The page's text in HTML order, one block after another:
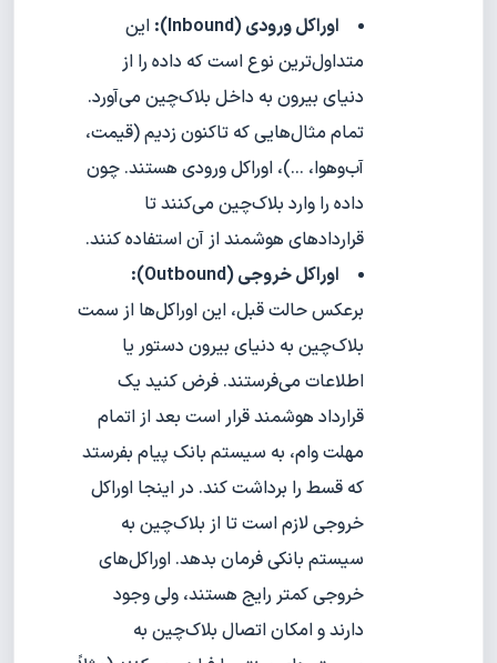
اوراکل ورودی (Inbound):
این
متداول‌ترین نوع است که داده را از
دنیای بیرون به داخل بلاک‌چین می‌آورد.
تمام مثال‌هایی که تاکنون زدیم (قیمت،
آب‌وهوا، ...)، اوراکل ورودی هستند. چون
داده را وارد بلاک‌چین می‌کنند تا
قراردادهای هوشمند از آن استفاده کنند.
اوراکل خروجی (Outbound):
برعکس حالت قبل، این اوراکل‌ها از سمت
بلاک‌چین به دنیای بیرون دستور یا
اطلاعات می‌فرستند. فرض کنید یک
قرارداد هوشمند قرار است بعد از اتمام
مهلت وام، به سیستم بانک پیام بفرستد
که قسط را برداشت کند. در اینجا اوراکل
خروجی لازم است تا از بلاک‌چین به
سیستم بانکی فرمان بدهد. اوراکل‌های
خروجی کمتر رایج هستند، ولی وجود
دارند و امکان اتصال بلاک‌چین به